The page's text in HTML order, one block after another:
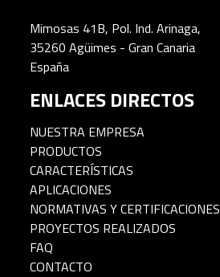
Mimosas 41B, Pol. Ind. Arinaga,
35260 Agüimes - Gran Canaria
España
ENLACES DIRECTOS
NUESTRA EMPRESA
PRODUCTOS
CARACTERÍSTICAS
APLICACIONES
NORMATIVAS Y CERTIFICACIONES
PROYECTOS REALIZADOS
FAQ
CONTACTO